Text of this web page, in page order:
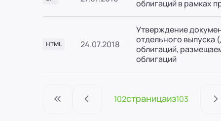
облигаций в рамках
HTML 24.07.2018
Утверждение
отдельного выпуска
облигаций,
облигаций
102страницаиз103